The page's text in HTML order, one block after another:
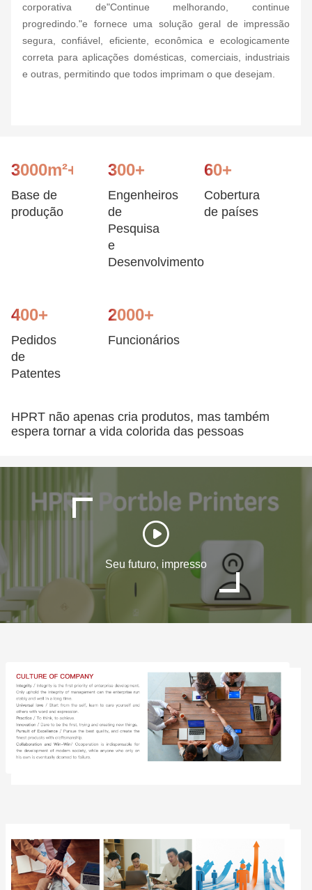
corporativa de"Continue melhorando, continue
progredindo."e fornece uma solução geral de impressão
segura, confiável, eficiente, econômica e ecologicamente
correta para aplicações domésticas, comerciais, industriais
e outras, permitindo que todos imprimam o que desejam.
3000m²+
Base de
produção
300+
Engenheiros
de
Pesquisa
e
Desenvolvimento
60+
Cobertura
de países
400+
Pedidos
de
Patentes
2000+
Funcionários
HPRT não apenas cria produtos, mas também
espera tornar a vida colorida das pessoas
Seu futuro, impresso